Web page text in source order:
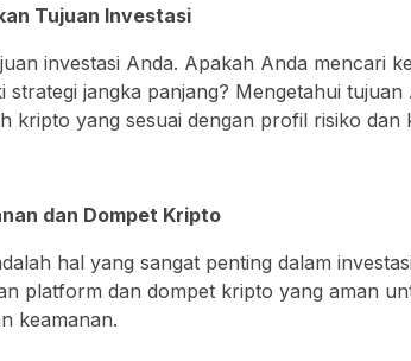
Tujuan Investasi
investasi Anda. Apakah Anda mencari
strategi jangka panjang? Mengetahui
kripto yang sesuai dengan profil risiko dan
dan Dompet Kripto
hal yang sangat penting dalam
platform dan dompet kripto yang aman
keamanan.